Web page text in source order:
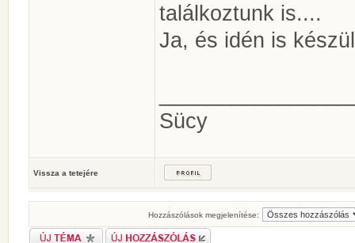
találkoztunk is....
Ja, és idén is
Sücy
Vissza a tetejére
Hozzászólások megjelenítése: